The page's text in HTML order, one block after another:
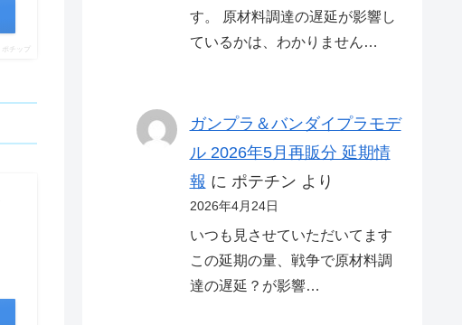
ポチップ
す。 原材料調達の遅延が影響し
ているかは、わかりません…
ガンプラ＆バンダイプラモデ
ル 2026年5月再販分 延期情
報 に ポテチン より
2026年4月24日
いつも見させていただいてます
この延期の量、戦争で原材料調
達の遅延？が影響…